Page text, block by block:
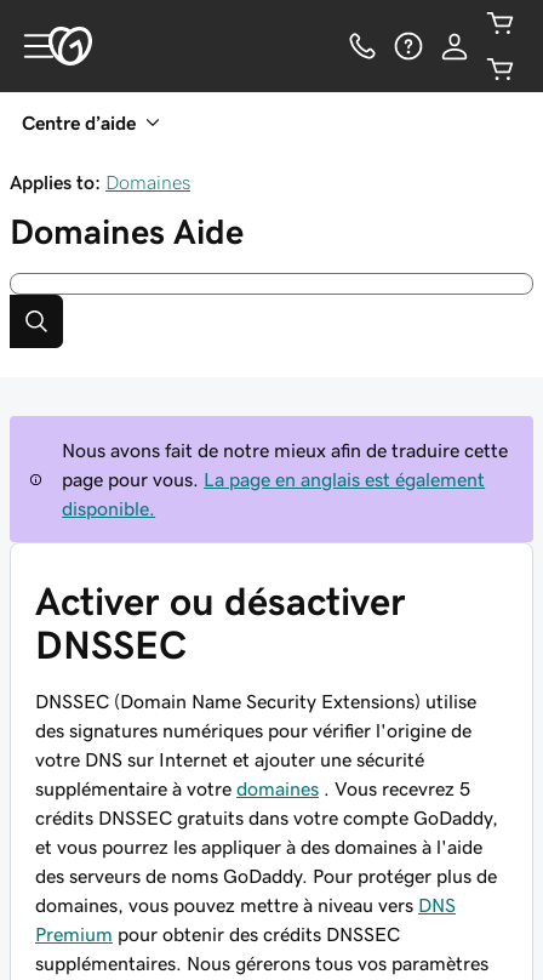
Centre d’aide
Applies to: Domaines
Domaines Aide
Nous avons fait de notre mieux afin de traduire cette
page pour vous.
La page en anglais est également
disponible.
Activer ou désactiver
DNSSEC
DNSSEC (Domain Name Security Extensions) utilise
des signatures numériques pour vérifier l'origine de
votre DNS sur Internet et ajouter une sécurité
supplémentaire à votre domaines . Vous recevrez 5
crédits DNSSEC gratuits dans votre compte GoDaddy,
et vous pourrez les appliquer à des domaines à l'aide
des serveurs de noms GoDaddy. Pour protéger plus de
domaines, vous pouvez mettre à niveau vers DNS
Premium pour obtenir des crédits DNSSEC
supplémentaires. Nous gérerons tous vos paramètres